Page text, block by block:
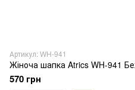
Артикул: WH-941
Жіноча шапка Atrics WH-941
570 грн